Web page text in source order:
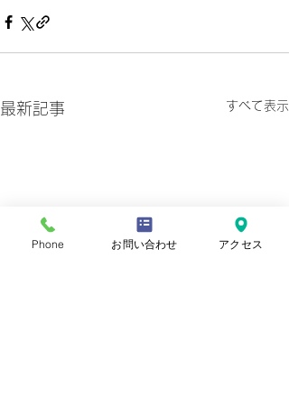
最新記事 すべて表示
Phone お問い合わせ アクセス